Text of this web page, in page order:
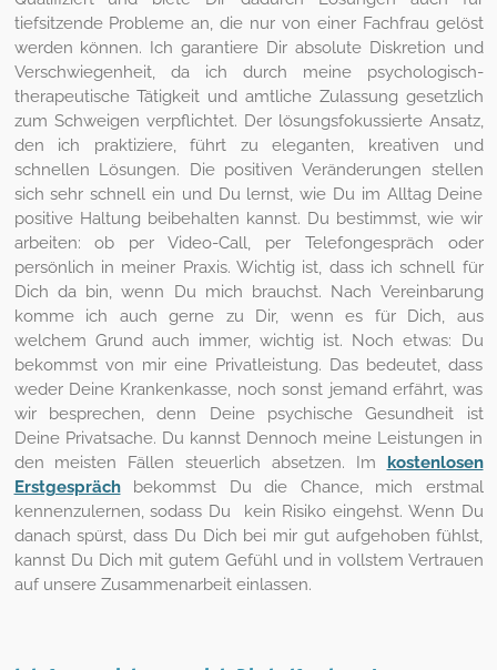
tiefsitzende Probleme an, die nur von einer Fachfrau gelöst
werden können. Ich garantiere Dir absolute Diskretion und
Verschwiegenheit, da ich durch meine psychologisch-
therapeutische Tätigkeit und amtliche Zulassung gesetzlich
zum Schweigen verpflichtet. Der lösungsfokussierte Ansatz,
den ich praktiziere, führt zu eleganten, kreativen und
schnellen Lösungen. Die positiven Veränderungen stellen
sich sehr schnell ein und Du lernst, wie Du im Alltag Deine
positive Haltung beibehalten kannst. Du bestimmst, wie wir
arbeiten: ob per Video-Call, per Telefongespräch oder
persönlich in meiner Praxis. Wichtig ist, dass ich schnell für
Dich da bin, wenn Du mich brauchst. Nach Vereinbarung
komme ich auch gerne zu Dir, wenn es für Dich, aus
welchem Grund auch immer, wichtig ist. Noch etwas: Du
bekommst von mir eine Privatleistung. Das bedeutet, dass
weder Deine Krankenkasse, noch sonst jemand erfährt, was
wir besprechen, denn Deine psychische Gesundheit ist
Deine Privatsache. Du kannst Dennoch meine Leistungen in
den meisten Fällen steuerlich absetzen. Im kostenlosen
Erstgesprächbekommst Du die Chance, mich erstmal
kennenzulernen, sodass Du kein Risiko eingehst. Wenn Du
danach spürst, dass Du Dich bei mir gut aufgehoben fühlst,
kannst Du Dich mit gutem Gefühl und in vollstem Vertrauen
auf unsere Zusammenarbeit einlassen.